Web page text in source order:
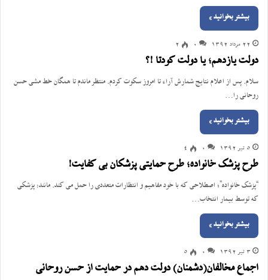
بیشتر بخوانید »
22 مرداد 1392 0
2
دولت یازدهم؛ یا دولت کودتا !؟
سلام. پس از اعلام نتایج شمارش آراء تا امروز سکوت کردم. منتظر ماندم تا همگان خط مشی حسن
روحانی را…
بیشتر بخوانید »
5 تیر 1392 0
4
طرح پزشک خانواده؛ طرح حمایتی پزشکان بی کفایت!
“پزشک خانواده”؛ اصطلاحی که با خود مفاهیم و انتظارات متعددی را حمل می کند. مانند: پزشکی
که توسط بیمار انتخاب…
بیشتر بخوانید »
3 تیر 1392 0
5
اجماع مخالفان(دشمنان) دولت دهم در حمایت از حسن روحانی